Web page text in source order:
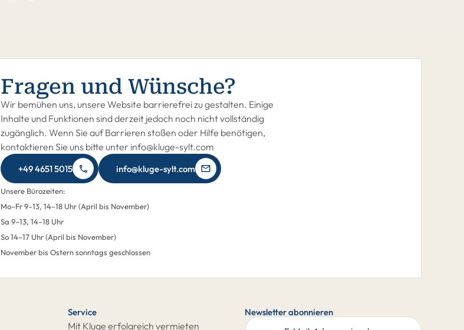
Fragen und Wünsche?
Wir bemühen uns, unsere Website barrierefrei zu gestalten. Einige
Inhalte und Funktionen sind derzeit jedoch noch nicht vollständig
zugänglich. Wenn Sie auf Barrieren stoßen oder Hilfe benötigen,
kontaktieren Sie uns bitte unter info@kluge-sylt.com
+49 4651 5015 info@kluge-sylt.com
Unsere Bürozeiten:
Mo–Fr 9–13, 14–18 Uhr (April bis November)
Sa 9–13, 14–18 Uhr
So 14–17 Uhr (April bis November)
November bis Ostern sonntags geschlossen
Service
Mit Kluge erfolgreich vermieten
Newsletter abonnieren